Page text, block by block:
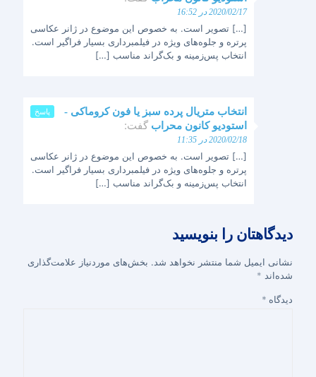
2020/02/17 در 16:52
[…] تصویر است. به خصوص این موضوع در ژانر عکاسی
پرتره و جلوه‌های ویژه در فیلمبرداری بسیار فراگیر است.
انتخاب پس‌زمینه و بک‌گراند مناسب […]
انتخاب متریال پرده سبز یا فون کروماکی -
استودیو کانون محراب گفت:
2020/02/18 در 11:35
[…] تصویر است. به خصوص این موضوع در ژانر عکاسی
پرتره و جلوه‌های ویژه در فیلمبرداری بسیار فراگیر است.
انتخاب پس‌زمینه و بک‌گراند مناسب […]
پاسخ
دیدگاهتان را بنویسید
نشانی ایمیل شما منتشر نخواهد شد. بخش‌های موردنیاز علامت‌گذاری
شده‌اند *
دیدگاه *